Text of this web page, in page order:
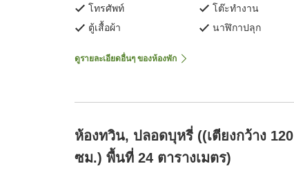
โทรศัพท์
โต๊ะทำงาน
ตู้เสื้อผ้า
นาฬิกาปลุก
ดูรายละเอียดอื่นๆ ของห้องพัก
ห้องทวิน, ปลอดบุหรี่ ((เตียงกว้าง 120
ซม.) พื้นที่ 24 ตารางเมตร)